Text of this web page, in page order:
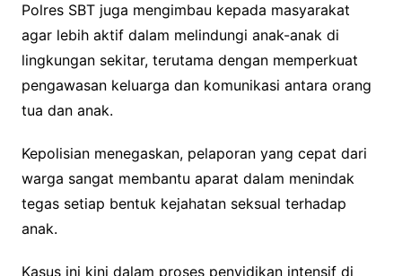
Polres SBT juga mengimbau kepada masyarakat
agar lebih aktif dalam melindungi anak-anak di
lingkungan sekitar, terutama dengan memperkuat
pengawasan keluarga dan komunikasi antara orang
tua dan anak.
Kepolisian menegaskan, pelaporan yang cepat dari
warga sangat membantu aparat dalam menindak
tegas setiap bentuk kejahatan seksual terhadap
anak.
Kasus ini kini dalam proses penyidikan intensif di